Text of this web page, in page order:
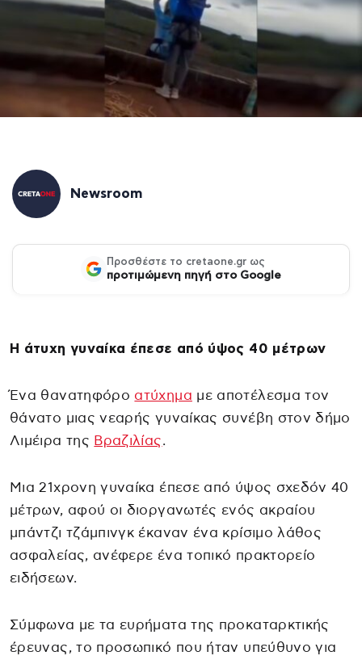
Newsroom
Προσθέστε το cretaone.gr ως
προτιμώμενη πηγή στο Google
Η άτυχη γυναίκα έπεσε από ύψος 40 μέτρων
Ένα θανατηφόρο ατύχημα με αποτέλεσμα τον
θάνατο μιας νεαρής γυναίκας συνέβη στον δήμο
Λιμέιρα της Βραζιλίας.
Μια 21χρονη γυναίκα έπεσε από ύψος σχεδόν 40
μέτρων, αφού οι διοργανωτές ενός ακραίου
μπάντζι τζάμπινγκ έκαναν ένα κρίσιμο λάθος
ασφαλείας, ανέφερε ένα τοπικό πρακτορείο
ειδήσεων.
Σύμφωνα με τα ευρήματα της προκαταρκτικής
έρευνας, το προσωπικό που ήταν υπεύθυνο για